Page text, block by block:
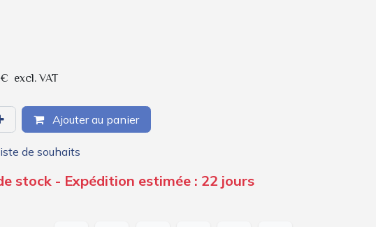
€ excl. VAT
Ajouter au panier
de souhaits
stock - Expédition estimée : 22 jours